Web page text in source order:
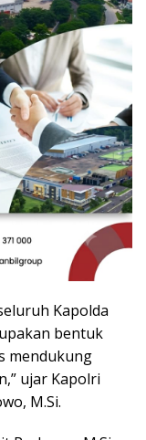
Kapolda
bentuk
mendukung
ujar Kapolri
M.Si.